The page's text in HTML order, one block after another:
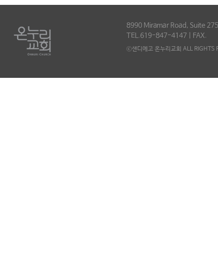
8990 Miramar Road, Suite
TEL.619-847-4147 | FAX.
ⓒ샌디에고 온누리교회 ALL RIGHTS